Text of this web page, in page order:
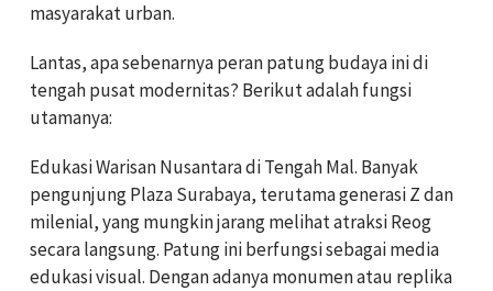
masyarakat urban.
Lantas, apa sebenarnya peran patung budaya ini di
tengah pusat modernitas? Berikut adalah fungsi
utamanya:
Edukasi Warisan Nusantara di Tengah Mal. Banyak
pengunjung Plaza Surabaya, terutama generasi Z dan
milenial, yang mungkin jarang melihat atraksi Reog
secara langsung. Patung ini berfungsi sebagai media
edukasi visual. Dengan adanya monumen atau replika